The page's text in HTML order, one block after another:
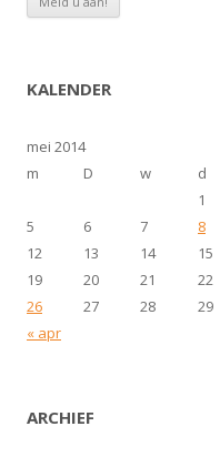
KALENDER
mei 2014
m
D w d
« apr
1
5
6 7 8
12
13 14 15
19
20 21 22
26
27 28 29
ARCHIEF